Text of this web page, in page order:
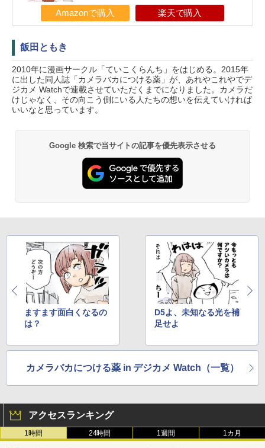
Amazonで購入 楽天で購入
飯田ともき
2010年に漫画サークル「ていこくらんち」をはじめる。2015年
に出した同人誌「カメラバカにつける薬」が、あれやこれやでデ
ジカメ Watchで連載させていただくまでになりました。カメラだ
けじゃなく、その向こう側にいる人たちの想いを伝えていければ
いいなと思っています。
Google 検索で当サイトの記事を優先表示させる
ますます面白くなるの
は？
D5よ、未知なる光を補
足せよ
カメラバカにつける薬 in デジカメ Watch（一覧）
アクセスランキング
1時間 24時間 1週間 1カ月